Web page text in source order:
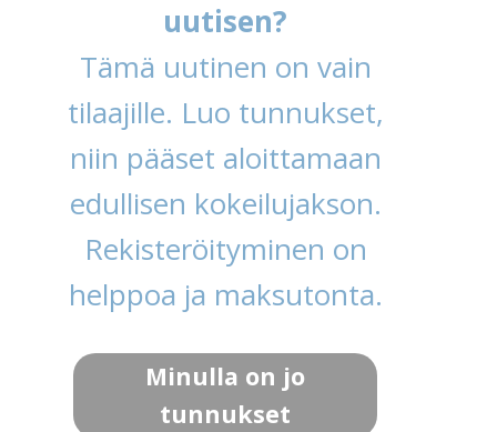
uutisen?
Tämä uutinen on vain
tilaajille. Luo tunnukset,
niin pääset aloittamaan
edullisen kokeilujakson.
Rekisteröityminen on
helppoa ja maksutonta.
Minulla on jo
tunnukset